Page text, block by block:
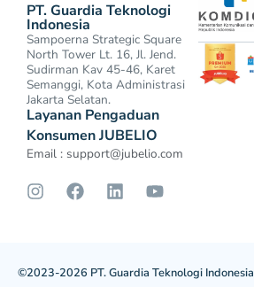
PT. Guardia Teknologi
Indonesia
Sampoerna Strategic Square
North Tower Lt. 16, Jl. Jend.
Sudirman Kav 45-46, Karet
Semanggi, Kota Administrasi
Jakarta Selatan.
Layanan Pengaduan
Konsumen JUBELIO
Email : support@jubelio.com
©2023-2026 PT. Guardia Teknologi Indonesia